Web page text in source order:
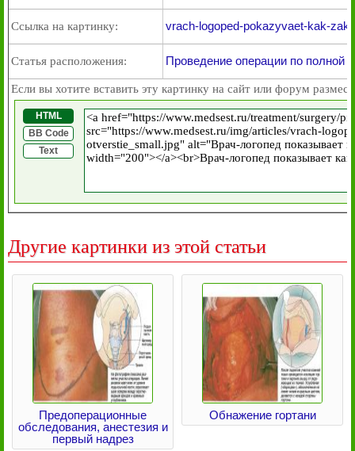
Ссылка на картинку: vrach-logoped-pokazyvaet-kak-
Статья расположения: Проведение операции по полной
Если вы хотите вставить эту картинку на сайт или форум
HTML
BB Code
Text
Другие картинки из этой статьи
Предоперационные
обследования, анестезия и
первый надрез
Обнажение гортани